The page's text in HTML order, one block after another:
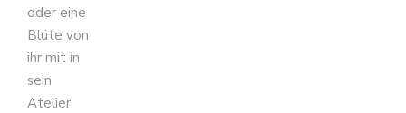
oder eine
Blüte von
ihr mit in
sein
Atelier.